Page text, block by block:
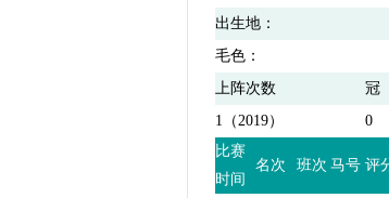
出生地：
毛色：
上阵次数
冠
1（2019）
0
比赛
时间
名次 班次 马号 评